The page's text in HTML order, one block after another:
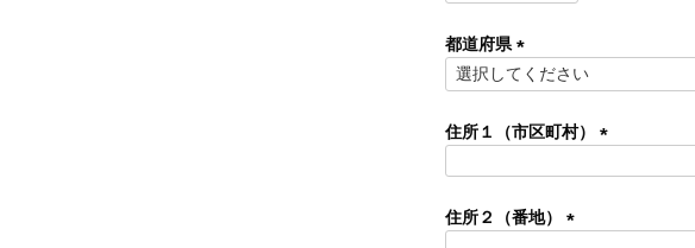
須
)
都道府県
(
須
)
住所１（市区町村）
)
住所２（番地）